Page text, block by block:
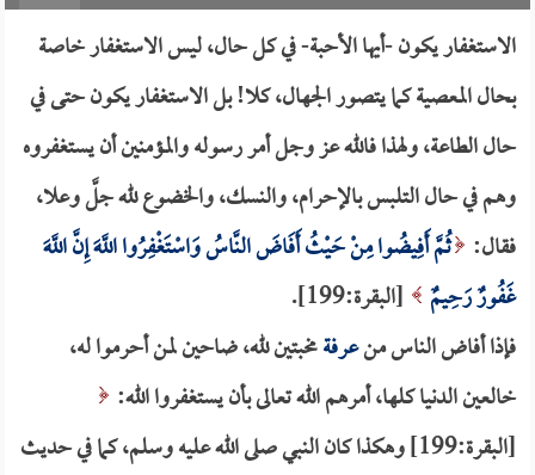
الاستغفار يكون -أيها الأحبة- في كل حال، ليس الاستغفار خاصة
بحال المعصية كما يتصور الجهال، كلا! بل الاستغفار يكون حتى في
حال الطاعة، ولهذا فالله عز وجل أمر رسوله والمؤمنين أن يستغفروه
وهم في حال التلبس بالإحرام، والنسك، والخضوع لله جلَّ وعلا،
فقال: ثُمَّ أَفِيضُوا مِنْ حَيْثُ أَفَاضَ النَّاسُ وَاسْتَغْفِرُوا اللَّهَ إِنَّ اللَّهَ
غَفُورٌ رَحِيمٌ [البقرة:199].
فإذا أفاض الناس منعرفةمخبتين لله، ضاحين لمن أحرموا له،
خالعين الدنيا كلها، أمرهم الله تعالى بأن يستغفروا الله:
[البقرة:199] وهكذا كان النبي صلى الله عليه وسلم، كما في حديث